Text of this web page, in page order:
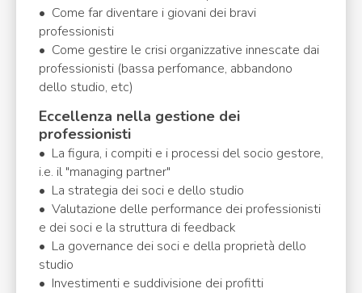
• Come far diventare i giovani dei bravi
professionisti
• Come gestire le crisi organizzative innescate dai
professionisti (bassa perfomance, abbandono
dello studio, etc)
Eccellenza nella gestione dei
professionisti
• La figura, i compiti e i processi del socio gestore,
i.e. il "managing partner"
• La strategia dei soci e dello studio
• Valutazione delle performance dei professionisti
e dei soci e la struttura di feedback
• La governance dei soci e della proprietà dello
studio
• Investimenti e suddivisione dei profitti